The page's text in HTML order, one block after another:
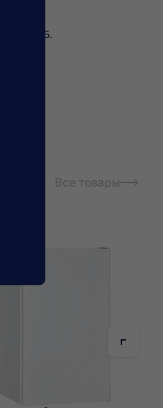
до 39 дБ.
повреждений.
Все товары